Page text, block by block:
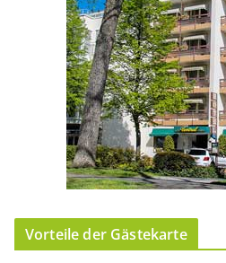
Vorteile der Gästekarte